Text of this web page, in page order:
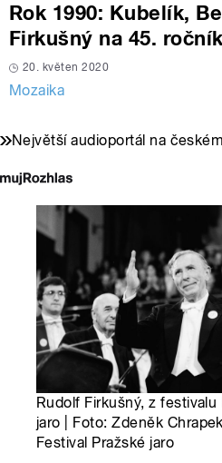
Rok 1990: Kubelík,
Firkušný na 45.
20. květen 2020
Mozaika
Největší audioportál na
Rudolf Firkušný, z festivalu
jaro | Foto: Zdeněk
Festival Pražské jaro